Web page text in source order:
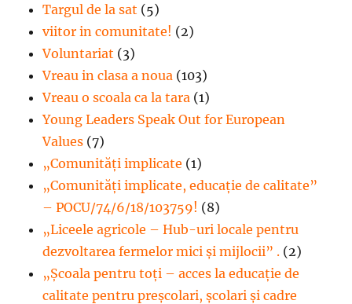
Targul de la sat (5)
viitor in comunitate! (2)
Voluntariat (3)
Vreau in clasa a noua (103)
Vreau o scoala ca la tara (1)
Young Leaders Speak Out for European
Values (7)
„Comunități implicate (1)
„Comunități implicate, educație de calitate”
– POCU/74/6/18/103759! (8)
„Liceele agricole – Hub-uri locale pentru
dezvoltarea fermelor mici şi mijlocii” . (2)
„Școala pentru toți – acces la educație de
calitate pentru preșcolari, școlari și cadre